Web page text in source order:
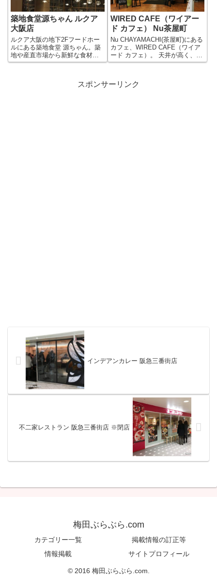
築地食堂源ちゃん ルクア
大阪店
ルクア大阪の地下2Fフードホー
ルにある築地食堂 源ちゃん。築
地や産直市場から新鮮な食材を
都市部にお届けがテーマの店舗
源ちゃんのメニュー。海鮮丼か
WIRED CAFE（ワイアー
ド カフェ） Nu茶屋町
Nu CHAYAMACHI(茶屋町)にある
カフェ、WIRED CAFE（ワイア
ード カフェ）。 天井が高く、オ
ープン空間のおしゃれなカフェ
しイレギュラーな場所にありま
スポンサーリンク
インデアンカレー 阪急三番街店
不二家レストラン 阪急三番街店 ※閉店
梅田ぶらぶら.com
カテゴリー一覧
掲載情報の訂正等
情報掲載
サイトプロフィール
© 2016 梅田ぶらぶら.com.